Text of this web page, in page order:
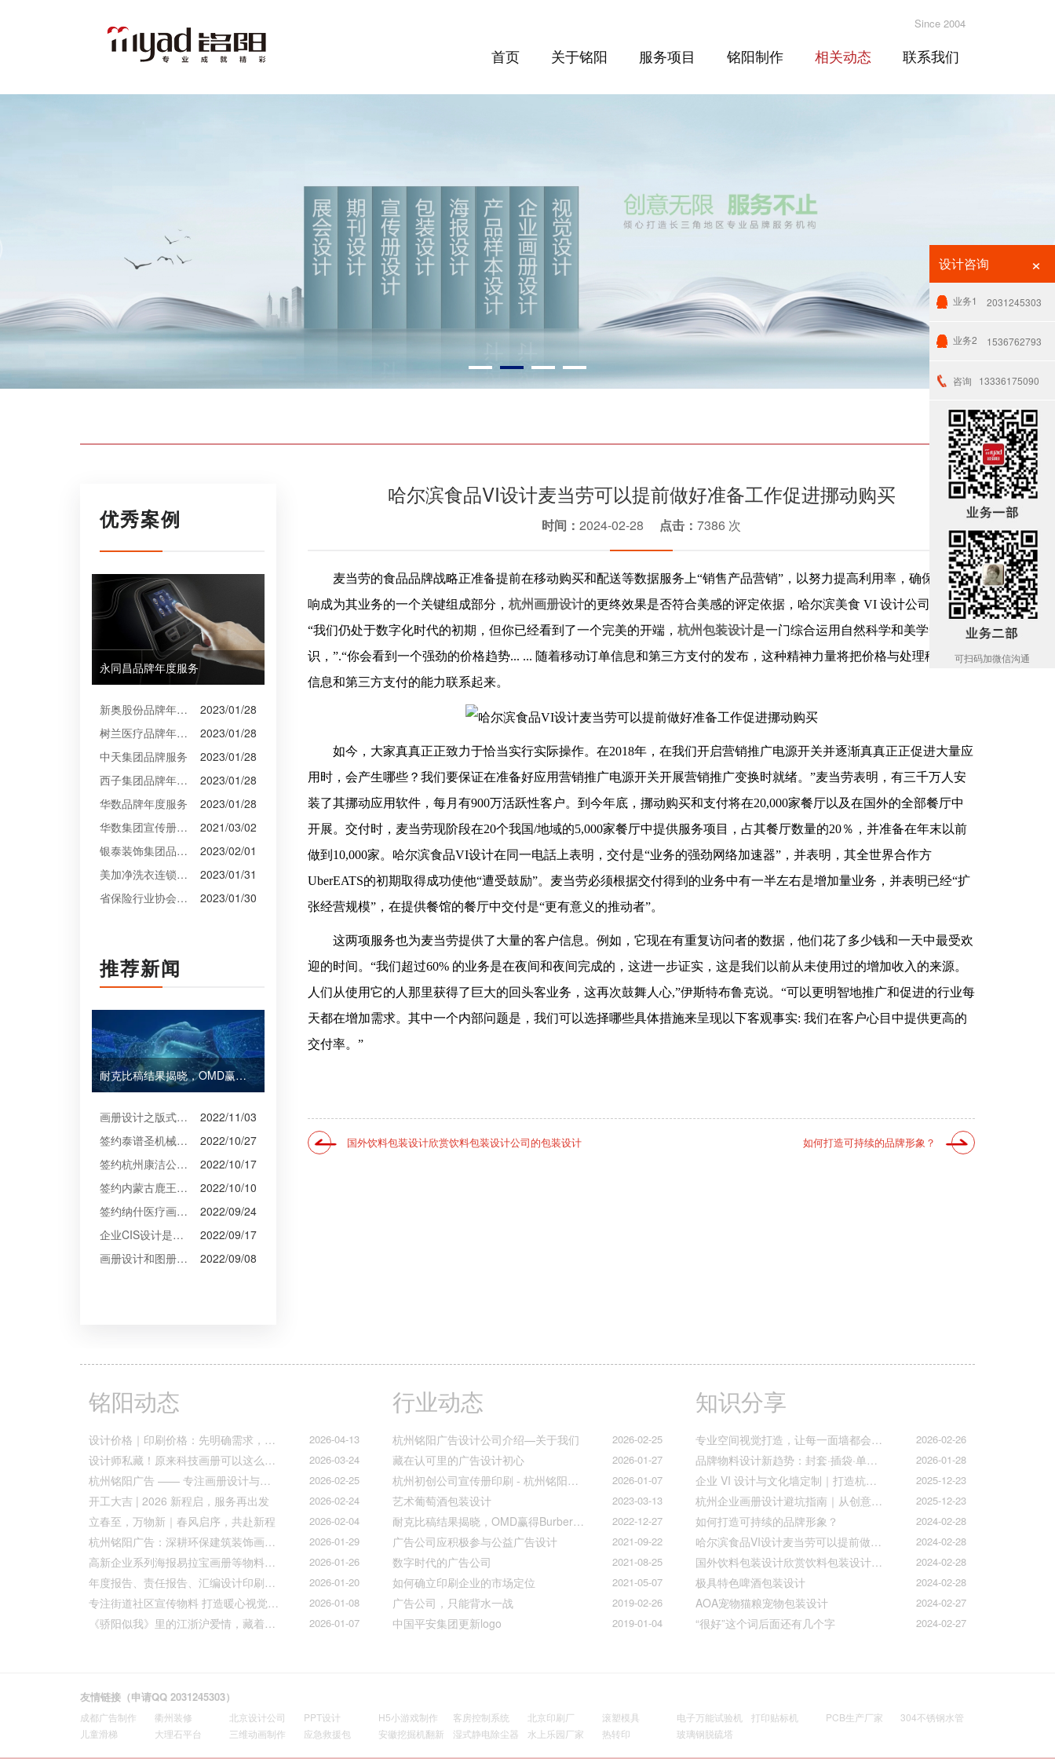
Since 2004
首页 关于铭阳 服务项目 铭阳制作 相关动态 联系我们
哈尔滨食品VI设计麦当劳可以提前做好准备工作促进挪动购买
时间： 2024-02-28 点击： 7386 次
麦当劳的食品品牌战略正准备提前在移动购买和配送等数据服务上“销售产品营销”，以努力提高利用率，确保这种影
响成为其业务的一个关键组成部分， 杭州画册设计的更终效果是否符合美感的评定依据，哈尔滨美食 VI 设计公司表示:
“我们仍处于数字化时代的初期，但你已经看到了一个完美的开端， 杭州包装设计是一门综合运用自然科学和美学知
识，”.“你会看到一个强劲的价格趋势... ... 随着移动订单信息和第三方支付的发布，这种精神力量将把价格与处理移动订单
信息和第三方支付的能力联系起来。
如今，大家真真正正致力于恰当实行实际操作。在2018年，在我们开启营销推广电源开关并逐渐真真正正促进大量应
用时，会产生哪些？我们要保证在准备好应用营销推广电源开关开展营销推广变换时就绪。”麦当劳表明，有三千万人安
装了其挪动应用软件，每月有900万活跃性客户。到今年底，挪动购买和支付将在20,000家餐厅以及在国外的全部餐厅中
开展。交付时，麦当劳现阶段在20个我国/地域的5,000家餐厅中提供服务项目，占其餐厅数量的20％，并准备在年末以前
做到10,000家。哈尔滨食品VI设计在同一电話上表明，交付是“业务的强劲网络加速器”，并表明，其全世界合作方
UberEATS的初期取得成功使他“遭受鼓励”。麦当劳必须根据交付得到的业务中有一半左右是增加量业务，并表明已经“扩
张经营规模”，在提供餐馆的餐厅中交付是“更有意义的推动者”。
这两项服务也为麦当劳提供了大量的客户信息。例如，它现在有重复访问者的数据，他们花了多少钱和一天中最受欢
迎的时间。“我们超过60% 的业务是在夜间和夜间完成的，这进一步证实，这是我们以前从未使用过的增加收入的来源。
人们从使用它的人那里获得了巨大的回头客业务，这再次鼓舞人心,”伊斯特布鲁克说。“可以更明智地推广和促进的行业每
天都在增加需求。其中一个内部问题是，我们可以选择哪些具体措施来呈现以下客观事实: 我们在客户心目中提供更高的
交付率。”
国外饮料包装设计欣赏饮料包装设计公司的包装设计 如何打造可持续的品牌形象？
优秀案例
永同昌品牌年度服务
2023/01/28
新奥股份品牌年度服务
2023/01/28
树兰医疗品牌年度服务
2023/01/28
中天集团品牌服务
2023/01/28
西子集团品牌年度服务
2023/01/28
华数品牌年度服务
2021/03/02
华数集团宣传册设计
2023/02/01
银泰装饰集团品牌升级设计
2023/01/31
美加净洗衣连锁VI设计
2023/01/30
省保险行业协会VI设计
推荐新闻
耐克比稿结果揭晓，OMD赢得Burberry全球媒介业务（转自广告狂人日报）
2022/11/03
画册设计之版式设计
2022/10/27
签约泰谱圣机械产品摄影、宣传册设计
2022/10/17
签约杭州康洁公司摄影、产品摄影、画册设计制作
2022/10/10
签约内蒙古鹿王羊绒有限公司宣传册制作
2022/09/24
签约纳什医疗画册设计
2022/09/17
企业CIS设计是企业文化的的体现
2022/09/08
画册设计和图册设计中的产品摄影
铭阳动态
2026-04-13
设计价格｜印刷价格：先明确需求，再精准报价
2026-03-24
设计师私藏！原来科技画册可以这么好看！
2026-02-25
杭州铭阳广告 —— 专注画册设计与文化墙全案落地
2026-02-24
开工大吉 | 2026 新程启，服务再出发
2026-02-04
立春至，万物新｜春风启序，共赴新程
2026-01-29
杭州铭阳广告：深耕环保建筑装饰画册设计，赋能空间美学与可持续发展
2026-01-26
高新企业系列海报易拉宝画册等物料火热上线
2026-01-20
年度报告、责任报告、汇编设计印刷的宝子们集合！
2026-01-08
专注街道社区宣传物料 打造暖心视觉传达
2026-01-07
《骄阳似我》里的江浙沪爱情，藏着我们最懂的温柔与默契
行业动态
2026-02-25
杭州铭阳广告设计公司介绍—关于我们
2026-01-27
藏在认可里的广告设计初心
2026-01-07
杭州初创公司宣传册印刷 - 杭州铭阳广告一站式解决方案
2023-03-13
艺术葡萄酒包装设计
2022-12-27
耐克比稿结果揭晓，OMD赢得Burberry全球媒介业务（转自广告狂人日报）
2021-09-22
广告公司应积极参与公益广告设计
2021-08-25
数字时代的广告公司
2021-05-07
如何确立印刷企业的市场定位
2019-02-26
广告公司，只能背水一战
2019-01-04
中国平安集团更新logo
知识分享
2026-02-26
专业空间视觉打造，让每一面墙都会说话
2026-01-28
品牌物料设计新趋势：封套·插袋·单页折页的质感升级之道
2025-12-23
企业 VI 设计与文化墙定制｜打造杭州本土品牌专属视觉符号
2025-12-23
杭州企业画册设计避坑指南｜从创意到印刷的全流程把控
2024-02-28
如何打造可持续的品牌形象？
2024-02-28
哈尔滨食品VI设计麦当劳可以提前做好准备工作促进挪动购买
2024-02-28
国外饮料包装设计欣赏饮料包装设计公司的包装设计
2024-02-28
极具特色啤酒包装设计
2024-02-27
AOA宠物猫粮宠物包装设计
2024-02-27
“很好”这个词后面还有几个字
友情链接（申请QQ 2031245303）
成都广告制作 衢州装修 北京设计公司 PPT设计 H5小游戏制作 客房控制系统 北京印刷厂 滚塑模具 电子万能试验机 打印贴标机 PCB生产厂家
304不锈钢水管
儿童滑梯
大理石平台 三维动画制作 应急救援包 安徽挖掘机翻新 湿式静电除尘器 水上乐园厂家 热转印 玻璃钢脱硫塔
设计咨询 ×
业务1 2031245303
业务2 1536762793
咨询 13336175090
可扫码加微信沟通